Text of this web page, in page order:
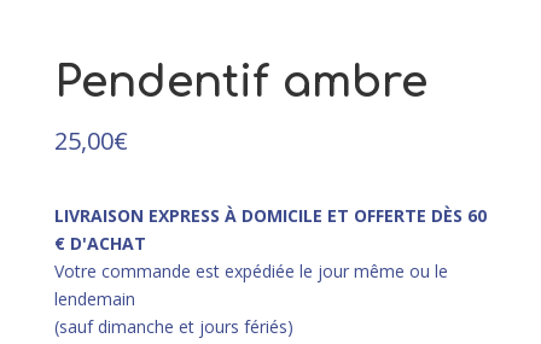
Pendentif ambre
25,00€
LIVRAISON EXPRESS À DOMICILE ET OFFERTE DÈS 60
€ D'ACHAT
Votre commande est expédiée le jour même ou le
lendemain
(sauf dimanche et jours fériés)